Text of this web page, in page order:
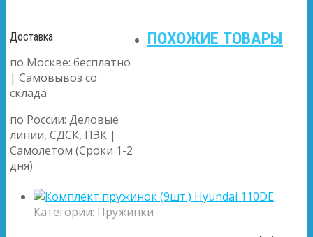
Доставка
по Москве: бесплатно
| Самовывоз со
склада
по России: Деловые
линии, СДСК, ПЭК |
Самолетом (Сроки 1-2
дня)
ПОХОЖИЕ ТОВАРЫ
Категории: Пружинки